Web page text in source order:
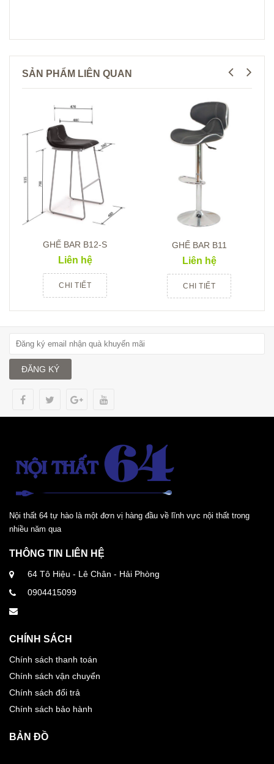
SẢN PHẨM LIÊN QUAN
GHẾ BAR B12-S
Liên hệ
CHI TIẾT
GHẾ BAR B11
Liên hệ
CHI TIẾT
ĐĂNG KÝ
Nội thất 64 tự hào là một đơn vị hàng đầu về lĩnh vực nội thất trong
nhiều năm qua
THÔNG TIN LIÊN HỆ
64 Tô Hiệu - Lê Chân - Hải Phòng
0904415099
CHÍNH SÁCH
Chính sách thanh toán
Chính sách vận chuyển
Chính sách đổi trả
Chính sách bảo hành
BẢN ĐỒ